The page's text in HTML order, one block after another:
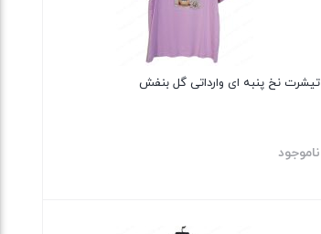
تیشرت نخ پنبه ای وارداتی گل بنفش
ناموجود